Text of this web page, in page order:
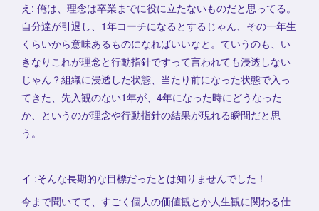
え: 俺は、理念は卒業までに役に立たないものだと思ってる。
自分達が引退し、1年コーチになるとするじゃん、その一年生
くらいから意味あるものになればいいなと。ていうのも、い
きなりこれが理念と行動指針ですって言われても浸透しない
じゃん？組織に浸透した状態、当たり前になった状態で入っ
てきた、先入観のない1年が、4年になった時にどうなった
か、というのが理念や行動指針の結果が現れる瞬間だと思
う。
イ :そんな長期的な目標だったとは知りませんでした！
今まで聞いてて、すごく個人の価値観とか人生観に関わる仕